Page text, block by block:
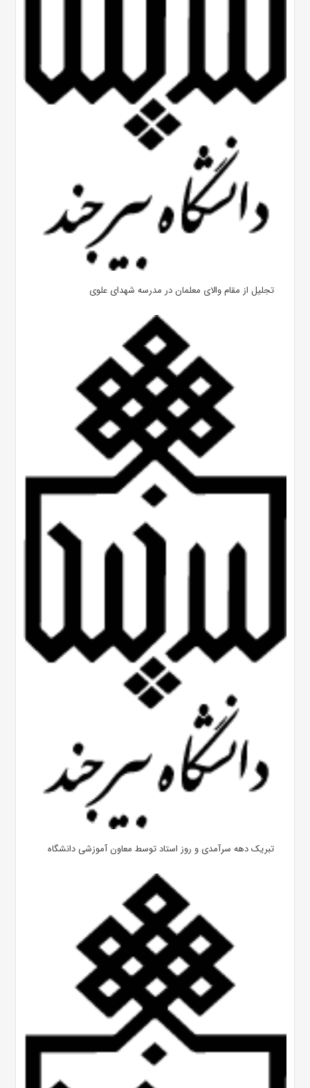
تجلیل از مقام والای معلمان در مدرسه شهدای علوی
تبریک دهه سرآمدی و روز استاد توسط معاون آموزشی دانشگاه